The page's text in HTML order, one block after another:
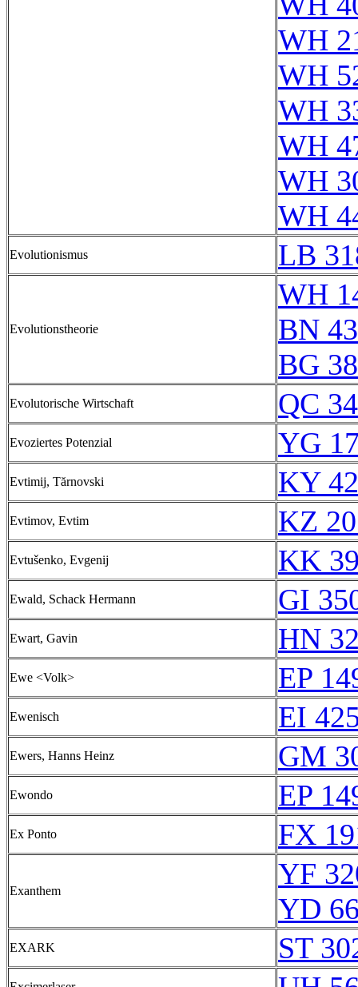
WH
WH
WH
WH
WH
WH
Evolutionismus LB
Evolutionstheorie
WH
BN
BG
Evolutorische Wirtschaft QC
Evoziertes Potenzial YG
Evtimij, Tărnovski KY
Evtimov, Evtim KZ
Evtušenko, Evgenij KK
Ewald, Schack Hermann GI
Ewart, Gavin HN
Ewe <Volk> EP
Ewenisch EI
Ewers, Hanns Heinz GM
Ewondo EP
Ex Ponto FX
Exanthem
YF
YD
EXARK ST